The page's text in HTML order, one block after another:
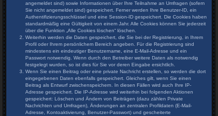
angemeldet sind) sowie Informationen über Ihre Teilnahme an Umfragen (sofern
Sie nicht angemeldet sind) gespeichert. Ferner werden Ihre Benutzer-ID, ein
Authentifizierungsschlüssel und eine Session-ID gespeichert. Die Cookies haben
standardmäßig eine Gültigkeit von einem Jahr. Alle Cookies können Sie jederzeit
über die Funktion „Alle Cookies löschen“ löschen.
Weiterhin werden die Daten gespeichert, die Sie bei der Registrierung, in Ihrem
Profil oder Ihrem persönlichem Bereich angeben. Für die Registrierung sind
mindestens ein eindeutiger Benutzername, eine E-Mail-Adresse und ein
Passwort notwendig. Wenn durch den Betreiber weitere Daten als notwendig
festgelegt wurden, so ist dies für Sie vor deren Eingabe ersichtlich.
Wenn Sie einen Beitrag oder eine private Nachricht erstellen, so werden die dort
eingegebenen Daten ebenfalls gespeichert. Gleiches gilt, wenn Sie einen
Beitrag als Entwurf zwischenspeichern. In diesen Fällen wird auch Ihre IP-
Adresse gespeichert. Die IP-Adresse wird weiterhin bei folgenden Aktionen
gespeichert: Löschen und Ändern von Beiträgen (dazu zählen Private
Nachrichten und Umfragen), Änderungen an zentralen Profildaten (E-Mail-
Adresse, Kontoaktivierung, Benutzer-Passwort) und gescheiterte